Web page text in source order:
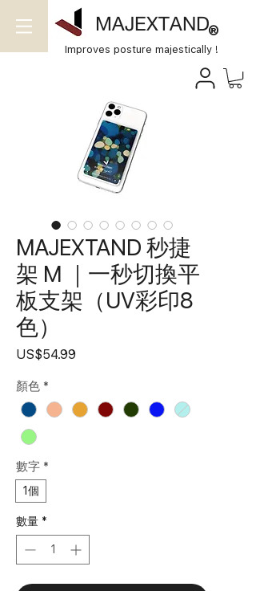
MAJEXTAND®
Improves posture majestically !
MAJEXTAND 秒捷
架 M ｜一秒切換平
板支架（UV彩印8
色）
US$54.99
顏色 *
數字 *
1個
數量 *